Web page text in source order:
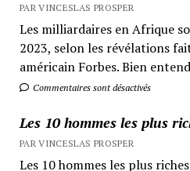
PAR VINCESLAS PROSPER
Les milliardaires en Afrique
2023, selon les révélations
américain Forbes. Bien
Commentaires sont désactivés
Les 10 hommes les plus
PAR VINCESLAS PROSPER
Les 10 hommes les plus